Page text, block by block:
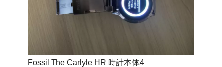
Fossil The Carlyle HR 時計本体4